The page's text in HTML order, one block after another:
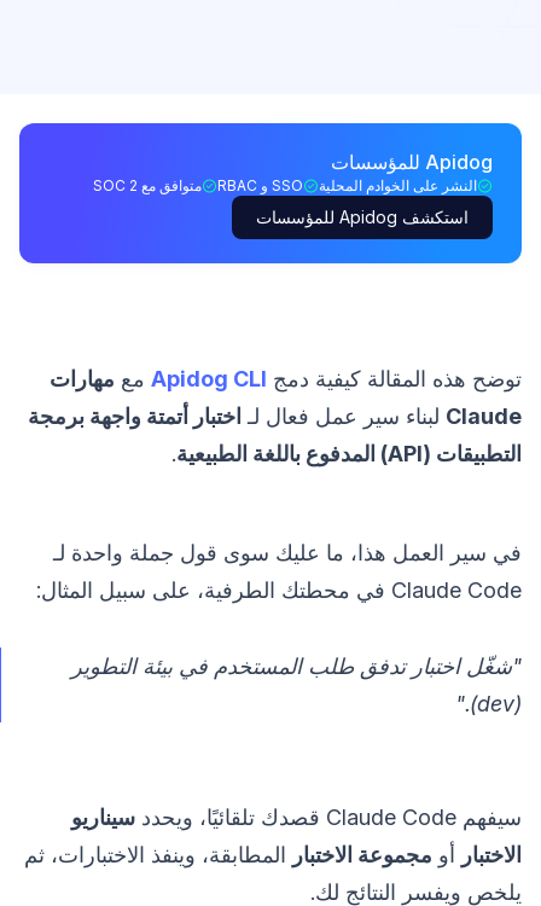
Apidog للمؤسسات
النشر على الخوادم المحلية SSO و RBAC متوافق مع SOC 2
استكشف Apidog للمؤسسات
توضح هذه المقالة كيفية دمج Apidog CLI مع مهارات
Claude لبناء سير عمل فعال لـ اختبار أتمتة واجهة برمجة
التطبيقات (API) المدفوع باللغة الطبيعية
.
في سير العمل هذا، ما عليك سوى قول جملة واحدة لـ
Claude Code في محطتك الطرفية، على سبيل المثال:
"شغّل اختبار تدفق طلب المستخدم في بيئة التطوير
(dev)."
سيفهم Claude Code قصدك تلقائيًا، ويحدد
سيناريو
الاختبار أو مجموعة الاختبار المطابقة، وينفذ الاختبارات، ثم
يلخص ويفسر النتائج لك.